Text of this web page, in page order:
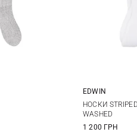
EDWIN
НОСКИ
WASHED
1 200 ГРН